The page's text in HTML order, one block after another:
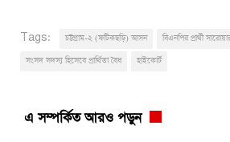
Tags: চট্টগ্রাম-২ (ফটিকছড়ি) আসন
বিএনপির প্রার্থী
সংসদ সদস্য হিসেবে প্রার্থিতা বৈধ
হাইকোর্ট
এ সম্পর্কিত আরও পড়ুন